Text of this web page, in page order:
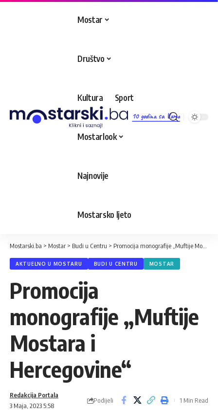
10 godina sa Vama
Mostar
Društvo
Kultura Sport
Mostarlook
Najnovije
Mostarsko ljeto
Mostarski.ba > Mostar > Budi u Centru > Promocija monografije „Muftije Mostara i Hercegovine“
AKTUELNO U MOSTARU BUDI U CENTRU MOSTAR
Promocija
monografije „Muftije
Mostara i
Hercegovine“
3 Maja, 2023 5:58
Redakcija Portala
Podijeli 1 Min Read